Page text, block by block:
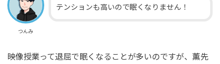
つんみ
テンションも高いので眠くなりません！
映像授業って退屈で眠くなることが多いのですが、薫先